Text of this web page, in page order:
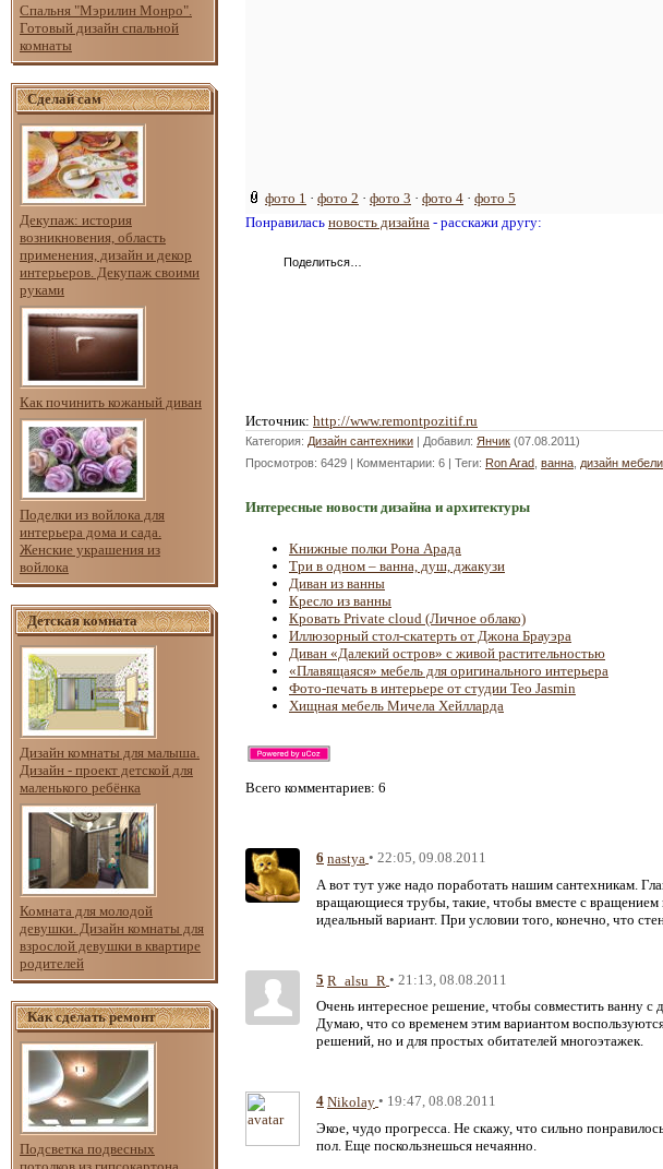
Спальня "Мэрилин Монро".
Готовый дизайн спальной
комнаты
Сделай сам
Декупаж: история
возникновения, область
применения, дизайн и декор
интерьеров. Декупаж своими
руками
Как починить кожаный диван
Поделки из войлока для
интерьера дома и сада.
Женские украшения из
войлока
Детская комната
Дизайн комнаты для малыша.
Дизайн - проект детской для
маленького ребёнка
Комната для молодой
девушки. Дизайн комнаты для
взрослой девушки в квартире
родителей
Как сделать ремонт
Подсветка подвесных
фото 1 · фото 2 · фото 3 · фото 4 · фото 5
Понравилась новость дизайна - расскажи другу:
Поделиться…
Источник: http://www.remontpozitif.ru
Категория: Дизайн сантехники | Добавил: Янчик (07.08.2011)
Просмотров: 6429 | Комментарии: 6 | Теги: Ron Arad ванна дизайн мебели
Интересные новости дизайна и архитектуры
Книжные полки Рона Арада
Три в одном – ванна, душ, джакузи
Диван из ванны
Кресло из ванны
Кровать Private cloud (Личное облако)
Иллюзорный стол-скатерть от Джона Брауэра
Диван «Далекий остров» с живой растительностью
«Плавящаяся» мебель для оригинального интерьера
Фото-печать в интерьере от студии Teo Jasmin
Хищная мебель Мичела Хейлларда
Всего комментариев: 6
6 nastya • 22:05, 09.08.2011
А вот тут уже надо поработать нашим сантехникам.
вращающиеся трубы, такие, чтобы вместе с
идеальный вариант. При условии того, конечно, что
5 R_alsu_R • 21:13, 08.08.2011
Очень интересное решение, чтобы совместить ванну
Думаю, что со временем этим вариантом
решений, но и для простых обитателей многоэтажек.
4 Nikolay • 19:47, 08.08.2011
Экое, чудо прогресса. Не скажу, что сильно
пол. Еще поскользнешься нечаянно.